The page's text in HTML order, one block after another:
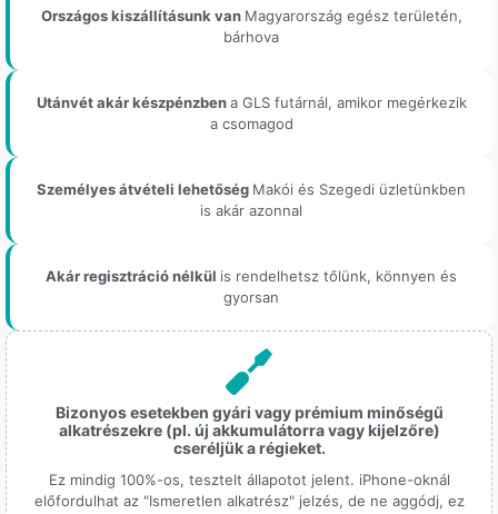
Országos kiszállításunk van Magyarország egész területén,
bárhova
Utánvét akár készpénzbena GLS futárnál, amikor megérkezik
a csomagod
Személyes átvételi lehetőség Makói és Szegedi üzletünkben
is akár azonnal
Akár regisztráció nélkül is rendelhetsz tőlünk, könnyen és
gyorsan
Bizonyos esetekben gyári vagy prémium minőségű
alkatrészekre (pl. új akkumulátorra vagy kijelzőre)
cseréljük a régieket.
Ez mindig 100%-os, tesztelt állapotot jelent. iPhone-oknál
előfordulhat az "Ismeretlen alkatrész" jelzés, de ne aggódj, ez